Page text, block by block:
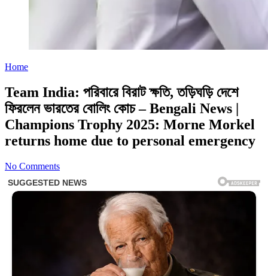
Home
Team India: পরিবারে বিরাট ক্ষতি, তড়িঘড়ি দেশে
ফিরলেন ভারতের বোলিং কোচ – Bengali News |
Champions Trophy 2025: Morne Morkel
returns home due to personal emergency
No Comments